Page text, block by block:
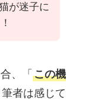
が迷子に
、「 この機
筆者は感じて